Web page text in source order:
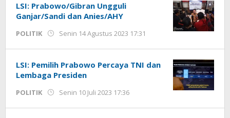
LSI: Prabowo/Gibran Ungguli
Ganjar/Sandi dan Anies/AHY
POLITIK Senin 14 Agustus 2023 17:31
Jackson
LSI: Pemilih Prabowo Percaya TNI dan
Lembaga Presiden
POLITIK Senin 10 Juli 2023 17:36
Jackson